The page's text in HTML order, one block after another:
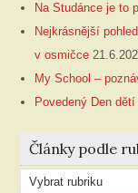
Na Studánce je to
Nejkrásnější
v osmičce
My School –
Povedený Den dětí
Články podle
Články